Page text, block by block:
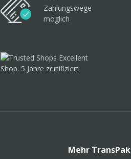
Zahlungswege
möglich
Mehr TransPak